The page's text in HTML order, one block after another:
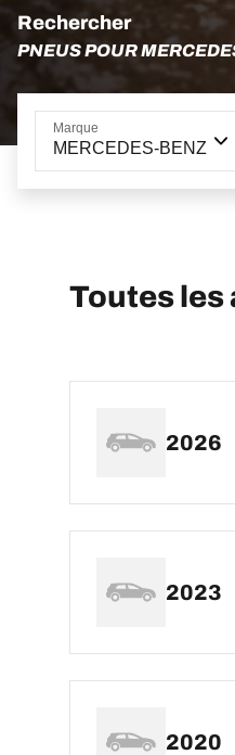
Rechercher
PNEUS POUR
Marque
MERCEDES-BENZ
Toutes les
2026
2023
2020